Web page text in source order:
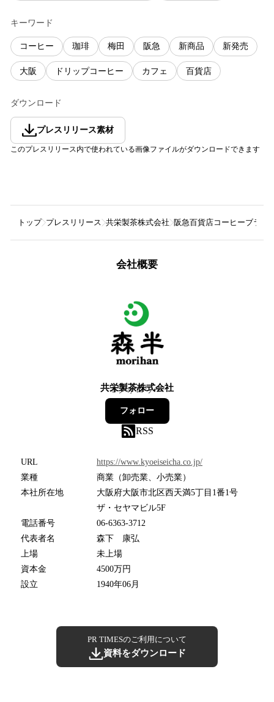
キーワード
コーヒー 珈琲 梅田 阪急 新商品 新発売
大阪 ドリップコーヒー カフェ 百貨店
ダウンロード
プレスリリース素材
このプレスリリース内で使われている画像ファイルがダウンロードできます
トップ プレスリリース 共栄製茶株式会社 阪急百貨店コーヒーブラン
会社概要
共栄製茶株式会社
5フォロワー
フォロー
RSS
URL
https://www.kyoeiseicha.co.jp/
業種
商業（卸売業、小売業）
本社所在地
大阪府大阪市北区西天満5丁目1番1号
ザ・セヤマビル5F
電話番号
06-6363-3712
代表者名
森下 康弘
上場
未上場
資本金
4500万円
設立
1940年06月
PR TIMESのご利用について
資料をダウンロード